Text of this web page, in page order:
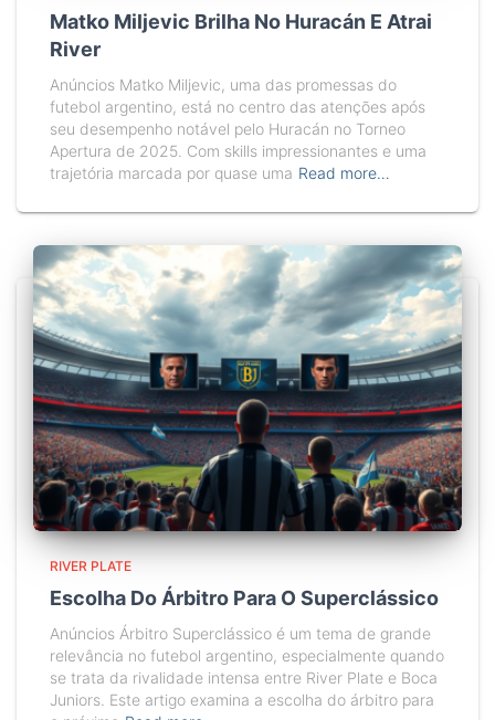
Matko Miljevic Brilha No Huracán E Atrai
River
Anúncios Matko Miljevic, uma das promessas do
futebol argentino, está no centro das atenções após
seu desempenho notável pelo Huracán no Torneo
Apertura de 2025. Com skills impressionantes e uma
trajetória marcada por quase uma Read more…
RIVER PLATE
Escolha Do Árbitro Para O Superclássico
Anúncios Árbitro Superclássico é um tema de grande
relevância no futebol argentino, especialmente quando
se trata da rivalidade intensa entre River Plate e Boca
Juniors. Este artigo examina a escolha do árbitro para